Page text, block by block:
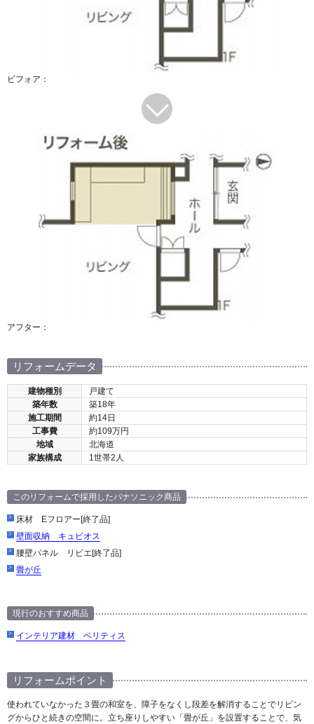
ビフォア：
アフター：
リフォームデータ
建物種別
戸建て
築年数
築18年
施工期間
約14日
工事費
約109万円
地域
北海道
家族構成
1世帯2人
このリフォームで採用したパナソニック商品
床材 Eフロアー[終了品]
壁面収納 キュビオス
腰壁パネル リビエ[終了品]
畳が丘
現行のおすすめ商品
インテリア建材 ベリティス
リフォームポイント
使われていなかった３畳の和室を、障子をなくし段差を解消することでリビン
グからひと続きの空間に。立ち座りしやすい「畳が丘」を設置することで、気